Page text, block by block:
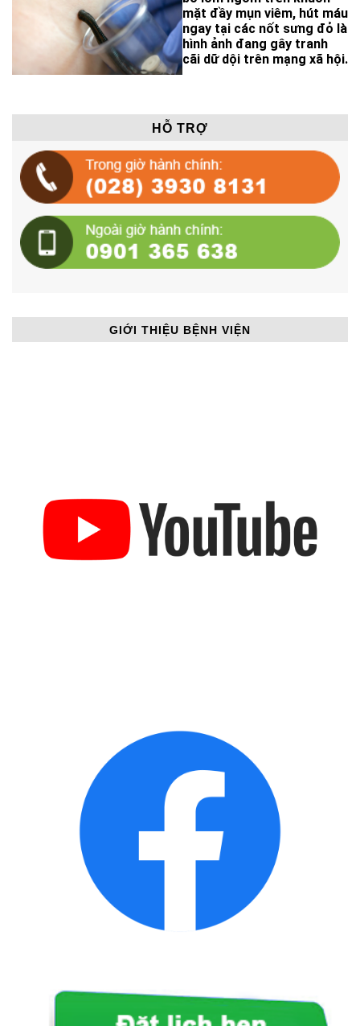
cáo “thần kỳ” trên mạng xã
hội.
mặt đầy mụn viêm, hút máu
ngay tại các nốt sưng đỏ là
hình ảnh đang gây tranh
cãi dữ dội trên mạng xã hội.
HỖ TRỢ
GIỚI THIỆU BỆNH VIỆN